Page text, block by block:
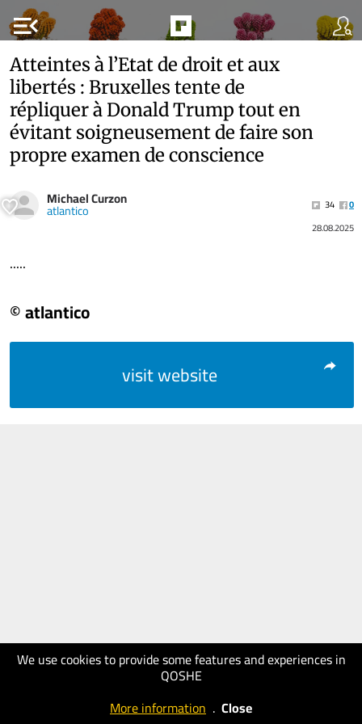
menu_open
We use cookies to provide some features and experiences in
QOSHE
More information . Close
Atteintes à l’Etat de droit et aux
libertés : Bruxelles tente de
répliquer à Donald Trump tout en
évitant soigneusement de faire son
propre examen de conscience
Michael Curzon
atlantico 34
0
28.08.2025
.....
© atlantico
visit website